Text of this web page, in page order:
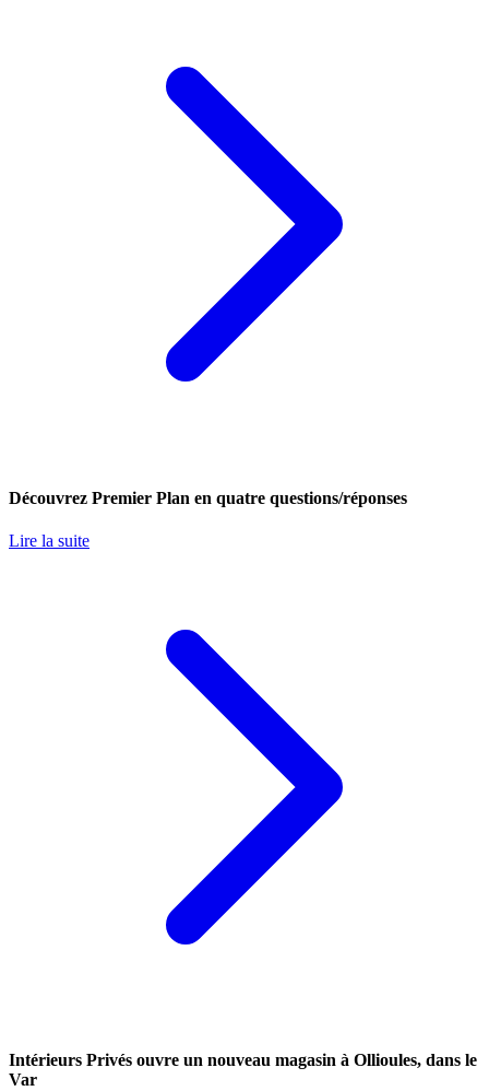
Découvrez Premier Plan en quatre questions/réponses
Lire la suite
Intérieurs Privés ouvre un nouveau magasin à Ollioules, dans le
Var